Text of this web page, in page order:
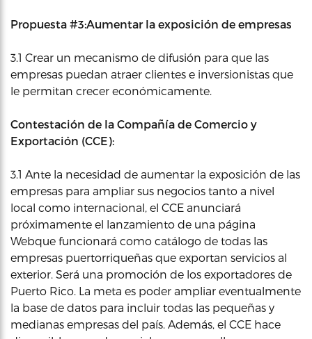
Propuesta #3:Aumentar la exposición de empresas
3.1 Crear un mecanismo de difusión para que las
empresas puedan atraer clientes e inversionistas que
le permitan crecer económicamente.
Contestación de la Compañía de Comercio y
Exportación (CCE):
3.1 Ante la necesidad de aumentar la exposición de las
empresas para ampliar sus negocios tanto a nivel
local como internacional, el CCE anunciará
próximamente el lanzamiento de una página
Webque funcionará como catálogo de todas las
empresas puertorriqueñas que exportan servicios al
exterior. Será una promoción de los exportadores de
Puerto Rico. La meta es poder ampliar eventualmente
la base de datos para incluir todas las pequeñas y
medianas empresas del país. Además, el CCE hace